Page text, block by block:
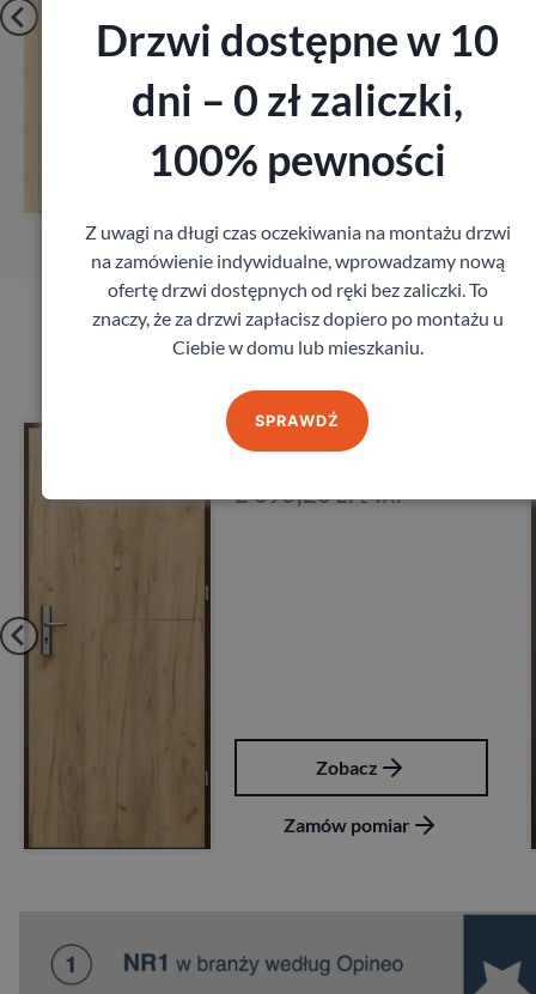
Produkty marki Porta
Drzwi Porta Opal
2 095,20zł z VAT
Zobacz
Drzwi dostępne w 10
dni – 0 zł zaliczki,
100% pewności
Z uwagi na długi czas oczekiwania na montażu drzwi
na zamówienie indywidualne, wprowadzamy nową
ofertę drzwi dostępnych od ręki bez zaliczki. To
znaczy, że za drzwi zapłacisz dopiero po montażu u
Ciebie w domu lub mieszkaniu.
SPRAWDŹ